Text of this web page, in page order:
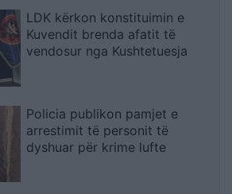
LDK kërkon konstituimin e
Kuvendit brenda afatit të
vendosur nga Kushtetuesja
Policia publikon pamjet e
arrestimit të personit të
dyshuar për krime lufte